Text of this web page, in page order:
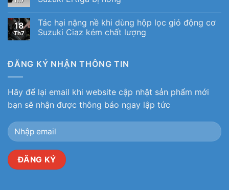
18
Th7
Tác hại nặng nề khi dùng hộp lọc gió động cơ
Suzuki Ciaz kém chất lượng
ĐĂNG KÝ NHẬN THÔNG TIN
Hãy để lại email khi website cập nhật sản phẩm mới
bạn sẽ nhận được thông báo ngay lập tức